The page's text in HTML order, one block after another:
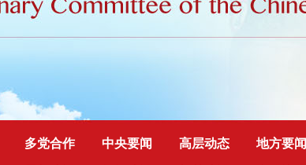
多党合作 中央要闻 高层动态 地方要闻